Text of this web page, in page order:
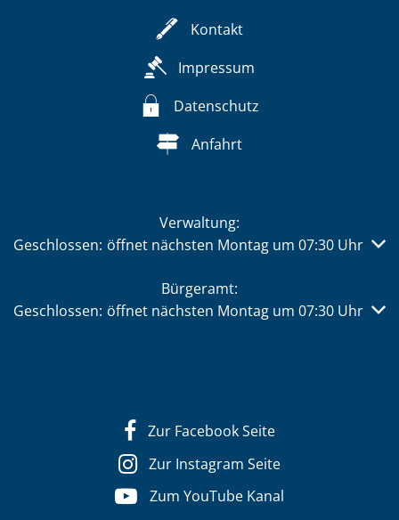
Kontakt
Impressum
Datenschutz
Anfahrt
Verwaltung:
Klicken, um weitere Öffnungs- oder Schließzeiten
Geschlossen: öffnet nächsten Montag um 07:30 Uhr
Bürgeramt:
Klicken, um weitere Öffnungs- oder Schließzeiten
Geschlossen: öffnet nächsten Montag um 07:30 Uhr
Zur Facebook Seite
Zur Instagram Seite
Zum YouTube Kanal